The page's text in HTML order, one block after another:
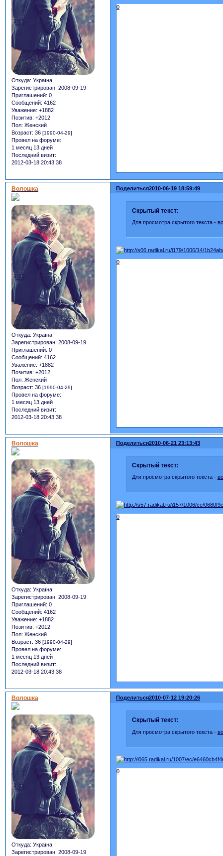
Откуда: Україна
Зарегистрирован: 2008-09-19
Приглашений: 0
Сообщений: 4162
Уважение: +1882
Позитив: +2012
Пол: Женский
Возраст: 36 [1990-04-29]
Провел на форуме:
1 месяц 13 дней
Последний визит:
2012-03-18 20:43:38
0
Поделиться2010-06-19 18:59:49
Волошка
Откуда: Україна
Зарегистрирован: 2008-09-19
Приглашений: 0
Сообщений: 4162
Уважение: +1882
Позитив: +2012
Пол: Женский
Возраст: 36 [1990-04-29]
Провел на форуме:
1 месяц 13 дней
Последний визит:
2012-03-18 20:43:38
Скрытый текст:
Для просмотра скрытого текста -
0
Поделиться2010-06-21 23:13:43
Волошка
Откуда: Україна
Зарегистрирован: 2008-09-19
Приглашений: 0
Сообщений: 4162
Уважение: +1882
Позитив: +2012
Пол: Женский
Возраст: 36 [1990-04-29]
Провел на форуме:
1 месяц 13 дней
Последний визит:
2012-03-18 20:43:38
Скрытый текст:
Для просмотра скрытого текста -
0
Поделиться2010-07-12 19:20:26
Волошка
Откуда: Україна
Зарегистрирован: 2008-09-19
Скрытый текст:
Для просмотра скрытого текста -
0